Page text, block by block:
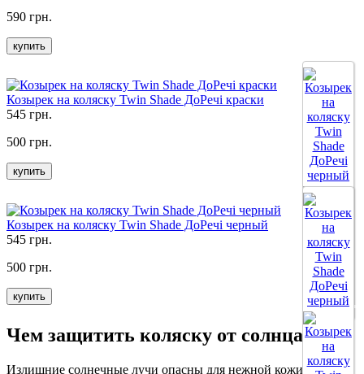
590 грн.
купить
Все цвета
Козырек на коляску Twin Shade ДоРечі краски
545 грн.
500 грн.
купить
Козырек на коляску Twin Shade ДоРечі черный
545 грн.
500 грн.
купить
Чем защитить коляску от солнца?
Излишние солнечные лучи опасны для нежной кожи ребенка.